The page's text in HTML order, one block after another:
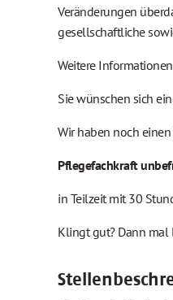
Veränderungen
gesellschaftliche
Weitere
Sie wünschen sich
Wir haben noch
Pflegefachkraft
in Teilzeit mit 30
Klingt gut? Dann mal